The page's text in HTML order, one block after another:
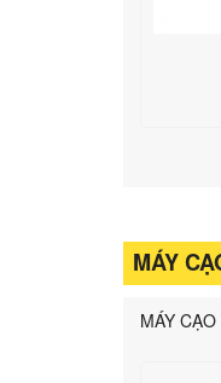
MÁY
MÁY CẠO